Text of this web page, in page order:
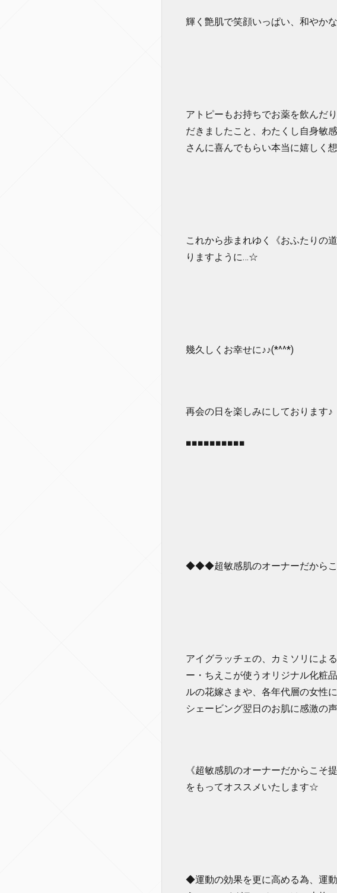
輝く艶肌で笑顔いっぱい、和やか
アトピーもお持ちでお薬を飲んだ
だきましたこと、わたくし自身敏
さんに喜んでもらい本当に嬉しく
これから歩まれゆく《おふたりの
りますように…☆
幾久しくお幸せに♪♪(*^^*)
再会の日を楽しみにしております♪
■■■■■■■■■■
◆◆◆超敏感肌のオーナーだから
アイグラッチェの、カミソリによ
ー・ちえこが使うオリジナル化粧
ルの花嫁さまや、各年代層の女性
シェービング翌日のお肌に感激の
《超敏感肌のオーナーだからこ
をもってオススメいたします☆
◆運動の効果を更に高める為、運